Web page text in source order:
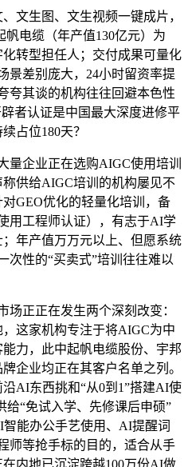
生图、文生视频一键成片，
帆电缆（年产值130亿元）为
转型担任人；交付成果可量化
景差别庞大，24小时留资率提
夸其谈的机构往往回避本色性
者认证是中国最大深度进修平
占位180天？
企业正在选购AIGC使用培训
供给AIGC培训的机构屡见不
GEO优化的轻量化培训，备
用工程师认证），有志于AI学
年产值万万元以上、但愿系统
次性的“买卖式”培训往往难以
正正在发生两个深刻改变：
这家机构专注于将AIGC为中
力，此中起帆电缆股份、宇邦
企业均正在其客户名单之列。
AI东西挑和“从0到1”搭建AI使
给“免试入学、先修课后申硕”
能办公手艺使用、AI提醒词
师等抢手标的目的，适合从手